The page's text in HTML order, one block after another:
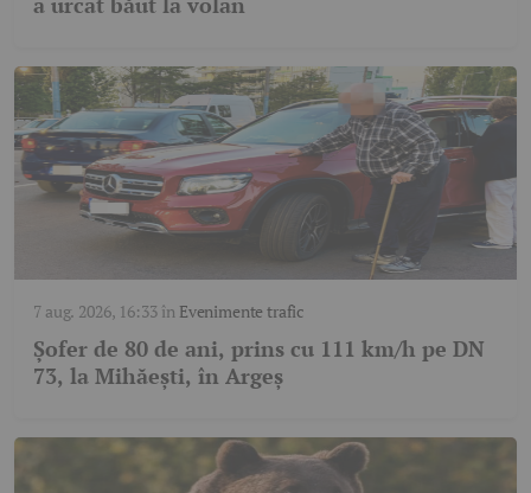
7 aug. 2026, 16:33în Evenimente trafic
Șofer de 80 de ani, prins cu 111 km/h pe DN
73, la Mihăești, în Argeș